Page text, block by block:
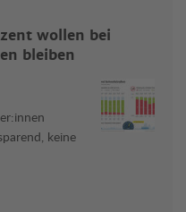
wollen bei
bleiben
keine